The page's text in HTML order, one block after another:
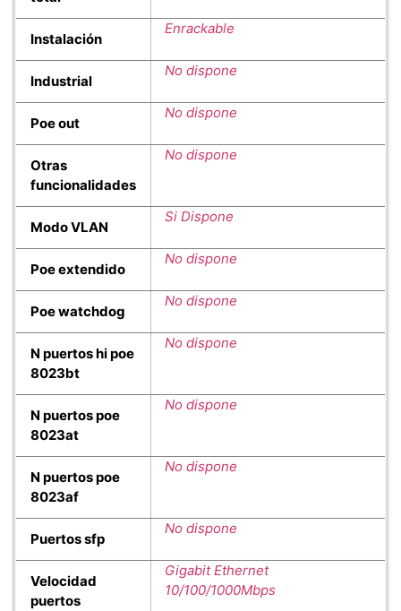
Instalación
Enrackable
Industrial
No dispone
Poe out
No dispone
Otras
funcionalidades
No dispone
Modo VLAN
Si Dispone
Poe extendido
No dispone
Poe watchdog
No dispone
N puertos hi poe
8023bt
No dispone
N puertos poe
8023at
No dispone
N puertos poe
8023af
No dispone
Puertos sfp
No dispone
Velocidad
puertos
Gigabit Ethernet
10/100/1000Mbps